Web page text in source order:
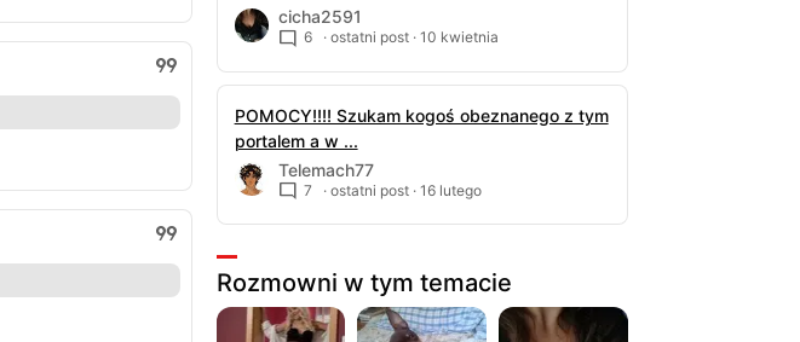
cicha2591
6 · ostatni post · 10 kwietnia
POMOCY!!!! Szukam kogoś obeznanego z tym
portalem a w ...
Telemach77
7 · ostatni post · 16 lutego
Rozmowni w tym temacie